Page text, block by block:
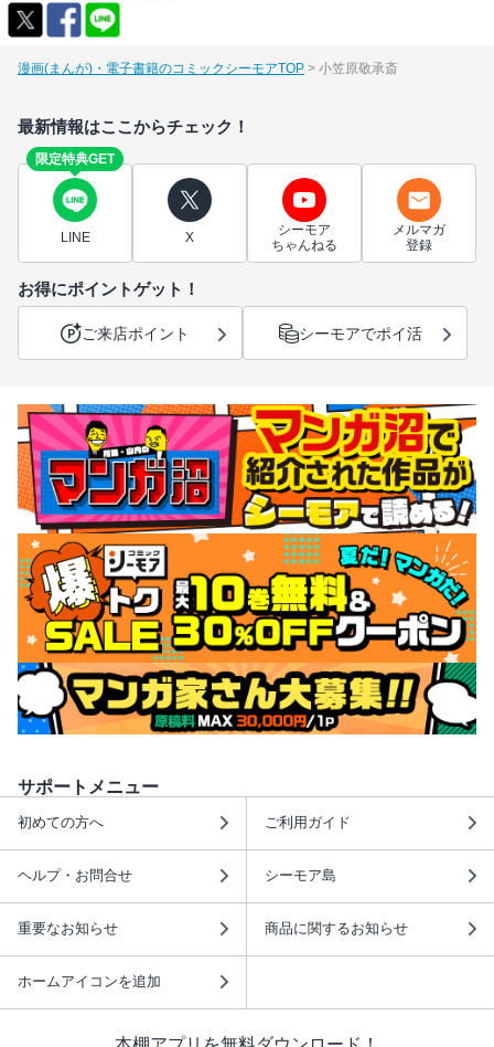
漫画(まんが)・電子書籍のコミックシーモアTOP 小笠原敬承斎
最新情報はここからチェック！
限定特典GET
LINE X
シーモア
ちゃんねる
メルマガ
登録
お得にポイントゲット！
ご来店ポイント シーモアでポイ活
サポートメニュー
初めての方へ ご利用ガイド
ヘルプ・お問合せ シーモア島
重要なお知らせ 商品に関するお知らせ
ホームアイコンを追加